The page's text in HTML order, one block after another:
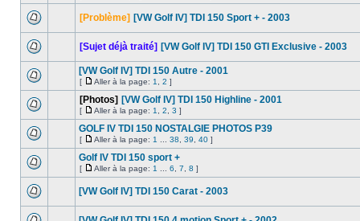
[Problème] [VW Golf IV] TDI 150 Sport + - 2003
[Sujet déjà traité] [VW Golf IV] TDI 150 GTI Exclusive - 2003
[VW Golf IV] TDI 150 Autre - 2001
[ Aller à la page: 1 2 ]
[Photos] [VW Golf IV] TDI 150 Highline - 2001
[ Aller à la page: 1 2 3 ]
GOLF IV TDI 150 NOSTALGIE PHOTOS P39
[ Aller à la page: 1 38 39 40 ]
Golf IV TDI 150 sport +
[ Aller à la page: 1 6 7 8 ]
[VW Golf IV] TDI 150 Carat - 2003